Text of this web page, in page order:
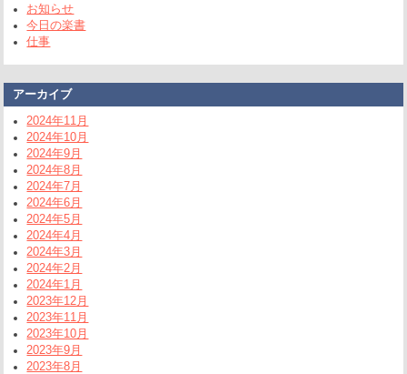
お知らせ
今日の楽書
仕事
アーカイブ
2024年11月
2024年10月
2024年9月
2024年8月
2024年7月
2024年6月
2024年5月
2024年4月
2024年3月
2024年2月
2024年1月
2023年12月
2023年11月
2023年10月
2023年9月
2023年8月